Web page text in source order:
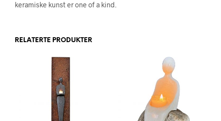
keramiske kunst er one of a kind.
RELATERTE PRODUKTER